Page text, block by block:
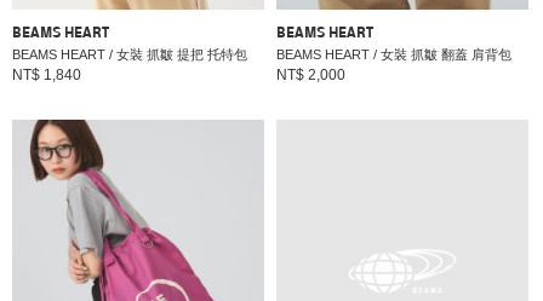
BEAMS HEART
BEAMS HEART / 女裝 抓皺 提把 托特包
NT$ 1,840
BEAMS HEART
BEAMS HEART / 女裝 抓皺 翻蓋 肩背包
NT$ 2,000